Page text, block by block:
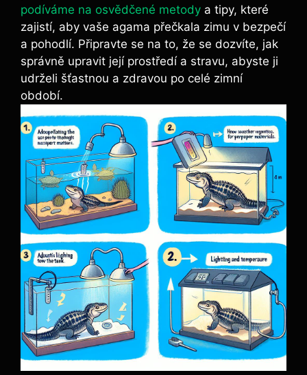
podíváme na osvědčené metody a tipy, které
zajistí, aby vaše agama přečkala zimu v bezpečí
a pohodlí. Připravte se na to, že se dozvíte, jak
správně upravit její prostředí a stravu, abyste ji
udrželi šťastnou a zdravou po celé zimní
období.